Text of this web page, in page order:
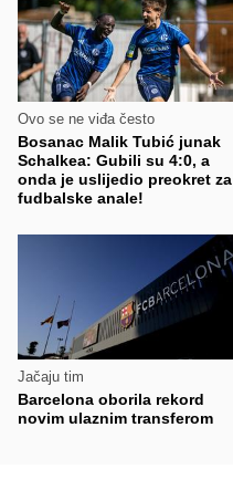
Ovo se ne viđa često
Bosanac Malik Tubić junak
Schalkea: Gubili su 4:0, a
onda je uslijedio preokret za
fudbalske anale!
Jačaju tim
Barcelona oborila rekord
novim ulaznim transferom